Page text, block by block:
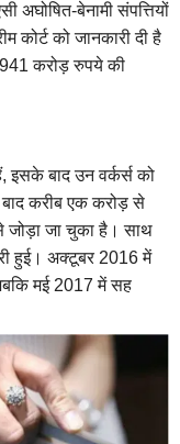
अघोषित-बेनामी संपत्तियों
कोर्ट को जानकारी दी है
करोड़ रुपये की
बाद उन वर्कर्स को
बाद करीब एक करोड़ से
जोड़ा जा चुका है। साथ
हुई। अक्टूबर 2016 में
मई 2017 में सह